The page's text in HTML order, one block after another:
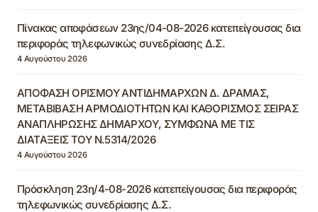
Πίνακας αποφάσεων 23ης/04-08-2026 κατεπείγουσας δια
περιφοράς τηλεφωνικώς συνεδρίασης Δ.Σ.
4 Αυγούστου 2026
ΑΠΟΦΑΣΗ ΟΡΙΣΜΟΥ ΑΝΤΙΔΗΜΑΡΧΩΝ Δ. ΔΡΑΜΑΣ,
ΜΕΤΑΒΙΒΑΣΗ ΑΡΜΟΔΙΟΤΗΤΩΝ ΚΑΙ ΚΑΘΟΡΙΣΜΟΣ ΣΕΙΡΑΣ
ΑΝΑΠΛΗΡΩΣΗΣ ΔΗΜΑΡΧΟΥ, ΣΥΜΦΩΝΑ ΜΕ ΤΙΣ
ΔΙΑΤΑΞΕΙΣ ΤΟΥ Ν.5314/2026
4 Αυγούστου 2026
Πρόσκληση 23η/4-08-2026 κατεπείγουσας δια περιφοράς
τηλεφωνικώς συνεδρίασης Δ.Σ.